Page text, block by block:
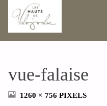
vue-falaise
FULL1260 × 756PIXELS